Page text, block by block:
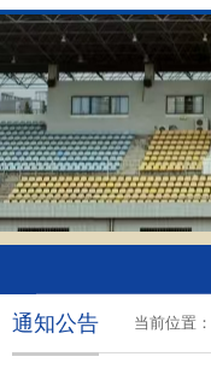
当前位置：
通知公告